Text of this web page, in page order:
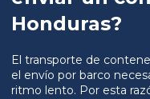
Honduras?
El transporte de
el envío por barco
ritmo lento. Por esta